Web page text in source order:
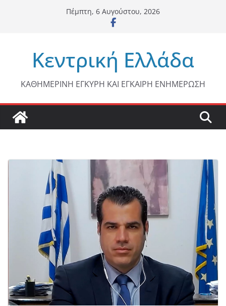
Πέμπτη, 6 Αυγούστου, 2026
Κεντρική Ελλάδα
ΚΑΘΗΜΕΡΙΝΗ ΕΓΚΥΡΗ ΚΑΙ ΕΓΚΑΙΡΗ ΕΝΗΜΕΡΩΣΗ